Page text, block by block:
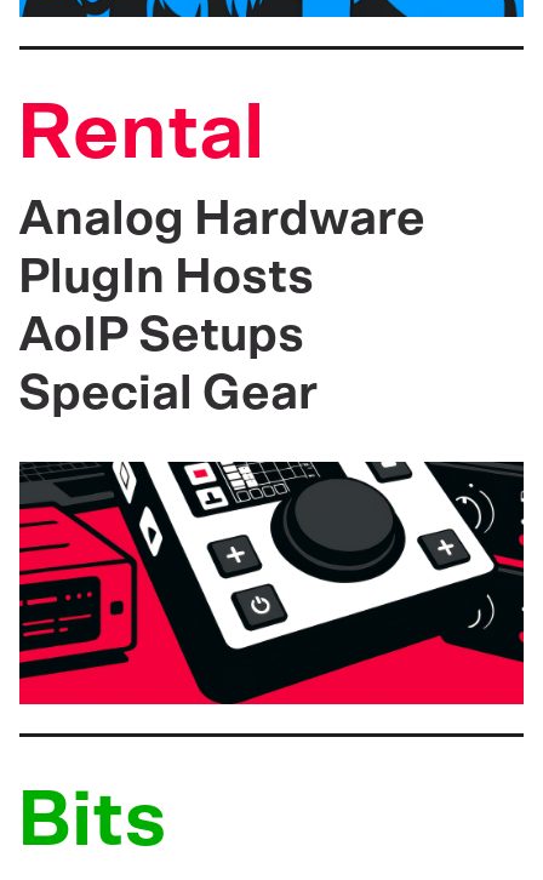
Rental
Analog Hardware
PlugIn Hosts
AoIP Setups
Special Gear
Bits